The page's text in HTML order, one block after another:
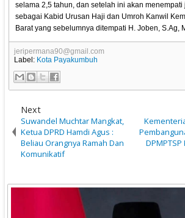
selama 2,5 tahun, dan setelah ini akan menempati
sebagai Kabid Urusan Haji dan Umroh Kanwil
Barat yang sebelumnya ditempati H. Joben, S.Ag,
jeripermana90@gmail.com
Label: Kota Payakumbuh
Next
Suwandel Muchtar Mangkat,
Ketua DPRD Hamdi Agus :
Beliau Orangnya Ramah Dan
Komunikatif